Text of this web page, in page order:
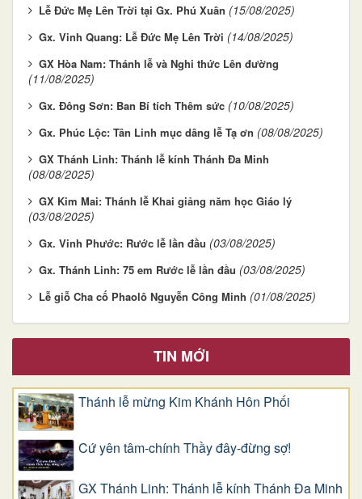
Lễ Đức Mẹ Lên Trời tại Gx. Phú Xuân (15/08/2025)
Gx. Vinh Quang: Lễ Đức Mẹ Lên Trời (14/08/2025)
GX Hòa Nam: Thánh lễ và Nghi thức Lên đường
(11/08/2025)
Gx. Đông Sơn: Ban Bí tích Thêm sức (10/08/2025)
Gx. Phúc Lộc: Tân Linh mục dâng lễ Tạ ơn (08/08/2025)
GX Thánh Linh: Thánh lễ kính Thánh Đa Minh
(08/08/2025)
GX Kim Mai: Thánh lễ Khai giảng năm học Giáo lý
(03/08/2025)
Gx. Vinh Phước: Rước lễ lần đầu (03/08/2025)
Gx. Thánh Linh: 75 em Rước lễ lần đầu (03/08/2025)
Lễ giỗ Cha cố Phaolô Nguyễn Công Minh (01/08/2025)
TIN MỚI
Thánh lễ mừng Kim Khánh Hôn Phối
Cứ yên tâm-chính Thầy đây-đừng sợ!
GX Thánh Linh: Thánh lễ kính Thánh Đa Minh